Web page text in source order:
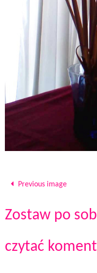
Previous image
Zostaw po
czytać